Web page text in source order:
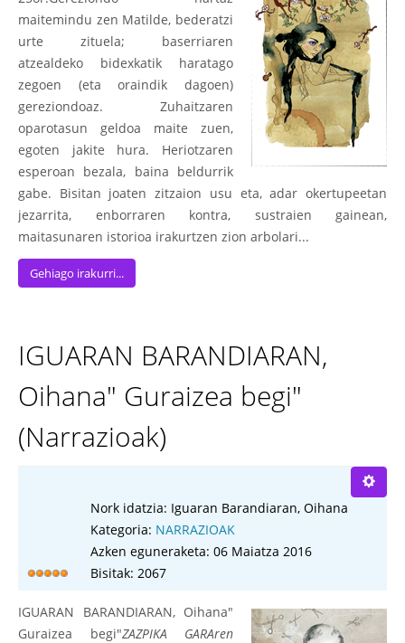
maitemindu zen Matilde, bederatzi
urte zituela; baserriaren
atzealdeko bidexkatik haratago
zegoen (eta oraindik dagoen)
gereziondoaz. Zuhaitzaren
oparotasun geldoa maite zuen,
egoten jakite hura. Heriotzaren
esperoan bezala, baina beldurrik
gabe. Bisitan joaten zitzaion usu eta, adar okertupeetan
jezarrita, enborraren kontra, sustraien gainean,
maitasunaren istorioa irakurtzen zion arbolari...
Gehiago irakurri...
IGUARAN BARANDIARAN,
Oihana" Guraizea begi"
(Narrazioak)
Nork idatzia: Iguaran Barandiaran, Oihana
Kategoria: NARRAZIOAK
Azken eguneraketa: 06 Maiatza 2016
Bisitak: 2067
IGUARAN BARANDIARAN, Oihana"
Guraizea begi"ZAZPIKA GARAren